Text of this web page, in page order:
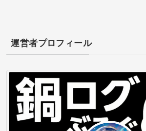
運営者プロフィール